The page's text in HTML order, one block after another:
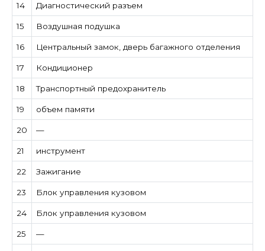
14 Диагностический разъем
15 Воздушная подушка
16 Центральный замок, дверь багажного отделения
17 Кондиционер
18 Транспортный предохранитель
19 объем памяти
20 —
21 инструмент
22 Зажигание
23 Блок управления кузовом
24 Блок управления кузовом
25 —